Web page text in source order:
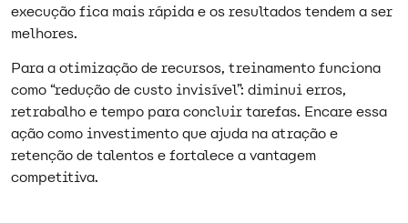
execução fica mais rápida e os resultados tendem a ser
melhores.​
Para a otimização de recursos, treinamento funciona
como “redução de custo invisível”: diminui erros,
retrabalho e tempo para concluir tarefas. Encare essa
ação como investimento que ajuda na atração e
retenção de talentos e fortalece a vantagem
competitiva.​